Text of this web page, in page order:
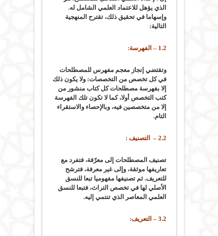
الذي يؤهل للاعتماد العلمي الشامل له.
وإسهاما في تحقيق ذلك، تقترح المنهجية
التالية:
1.2 – الفهرسة:
وتقتضي إنجاز معجم مفهرس للمصطلحات
في كل تخصص من التخصصات: ولا يكون ذلك
إلا بفهرسة مصطلحات كل كتاب منشور من
كتب التخصص أولا، كما لا تكون تلك الفهرسة
إلا من متخصصين فيه، وبالإحصاء والاستقراء
التام.
2.2 – التصنيف :
تصنيف المصطلحات إلى معرّفة، فتفرد مع
تعاريفها موثقة، وإلى غير معرفة، فترشح
للتعريف. ثم تصنيفها مفهوميا تبعا للنسق
الأصلي لها في تخصص التراث، فتبعا للنسق
العلمي المعاصر الذي تنتمي إليه.
3.2 – التعريف: